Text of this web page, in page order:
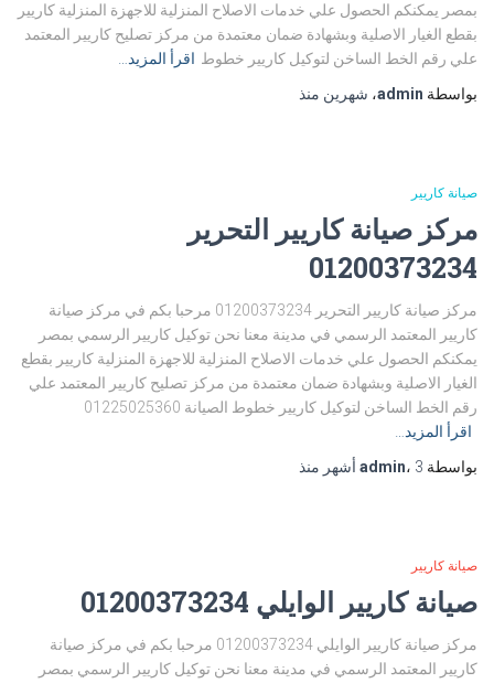
بمصر يمكنكم الحصول علي خدمات الاصلاح المنزلية للاجهزة المنزلية كاريير
بقطع الغيار الاصلية وبشهادة ضمان معتمدة من مركز تصليح كاريير المعتمد
علي رقم الخط الساخن لتوكيل كاريير خطوط اقرأ المزيد…
بواسطة admin، شهرين منذ
صيانة كاريير
مركز صيانة كاريير التحرير
01200373234
مركز صيانة كاريير التحرير 01200373234 مرحبا بكم في مركز صيانة
كاريير المعتمد الرسمي في مدينة معنا نحن توكيل كاريير الرسمي بمصر
يمكنكم الحصول علي خدمات الاصلاح المنزلية للاجهزة المنزلية كاريير بقطع
الغيار الاصلية وبشهادة ضمان معتمدة من مركز تصليح كاريير المعتمد علي
رقم الخط الساخن لتوكيل كاريير خطوط الصيانة 01225025360
اقرأ المزيد…
بواسطة
admin، 3 أشهر منذ
صيانة كاريير
صيانة كاريير الوايلي 01200373234
مركز صيانة كاريير الوايلي 01200373234 مرحبا بكم في مركز صيانة
كاريير المعتمد الرسمي في مدينة معنا نحن توكيل كاريير الرسمي بمصر